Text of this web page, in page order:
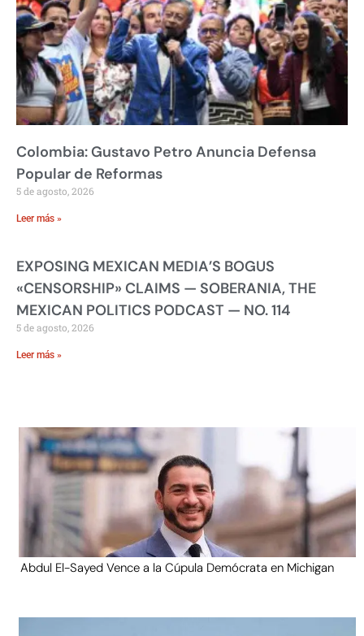
Colombia: Gustavo Petro Anuncia Defensa
Popular de Reformas
5 de agosto, 2026
Leer más »
EXPOSING MEXICAN MEDIA’S BOGUS
«CENSORSHIP» CLAIMS — SOBERANIA, THE
MEXICAN POLITICS PODCAST — NO. 114
5 de agosto, 2026
Leer más »
Abdul El-Sayed Vence a la Cúpula Demócrata en Michigan